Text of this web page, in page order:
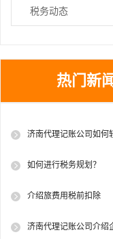
税务动态
热门新
济南代理记账公司如何
如何进行税务规划？
介绍旅费用税前扣除
济南代理记账公司介绍